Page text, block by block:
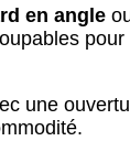
en angle
une